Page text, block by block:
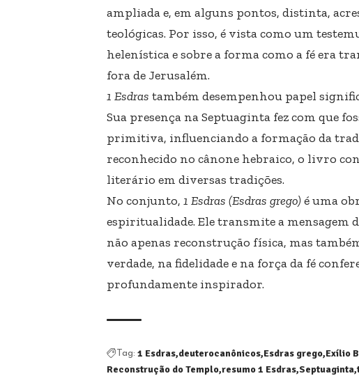
ampliada e, em alguns pontos, distinta,
teológicas. Por isso, é vista como um
helenística e sobre a forma como a fé era
fora de Jerusalém.
1 Esdras também desempenhou papel
Sua presença na Septuaginta fez com que
primitiva, influenciando a formação da
reconhecido no cânone hebraico, o livro
literário em diversas tradições.
No conjunto, 1 Esdras (Esdras grego)é uma
espiritualidade. Ele transmite a mensagem
não apenas reconstrução física, mas
verdade, na fidelidade e na força da fé
profundamente inspirador.
Tag: 1 Esdras deuterocanônicos Esdras grego Exílio
Reconstrução do Templo resumo 1 Esdras Septuaginta